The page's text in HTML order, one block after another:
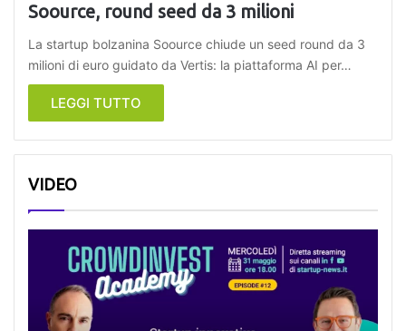
Soource, round seed da 3 milioni
La startup bolzanina Soource chiude un seed round da 3
milioni di euro guidato da Vertis: la piattaforma AI per…
LEGGI TUTTO
VIDEO